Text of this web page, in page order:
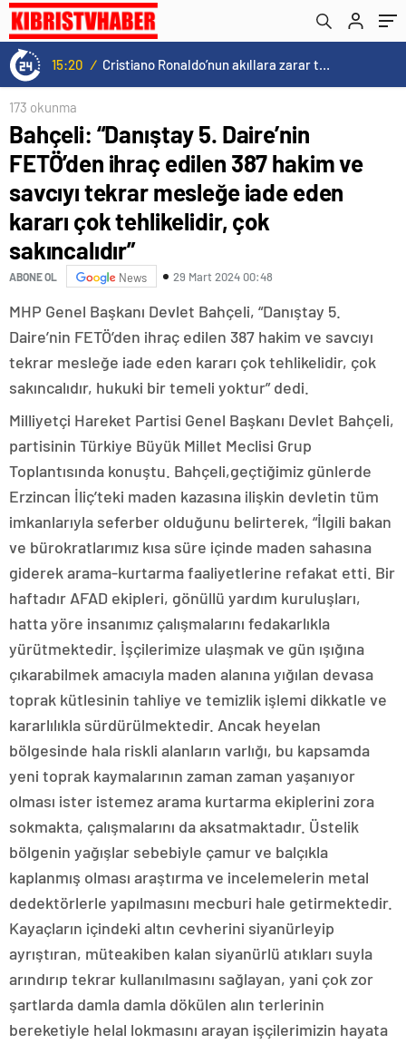
15:20 / Cristiano Ronaldo’nun akıllara zarar tüm kariyerinin istatistiğini çıkardık !
mesleğe iade eden kararı çok tehlikelidir,
çok sakıncalıdır”
173 okunma
Bahçeli: “Danıştay 5. Daire’nin
FETÖ’den ihraç edilen 387 hakim ve
savcıyı tekrar mesleğe iade eden
kararı çok tehlikelidir, çok
sakıncalıdır”
ABONE OL News 29 Mart 2024 00:48
MHP Genel Başkanı Devlet Bahçeli, “Danıştay 5.
Daire’nin FETÖ’den ihraç edilen 387 hakim ve savcıyı
tekrar mesleğe iade eden kararı çok tehlikelidir, çok
sakıncalıdır, hukuki bir temeli yoktur” dedi.
Milliyetçi Hareket Partisi Genel Başkanı Devlet Bahçeli,
partisinin Türkiye Büyük Millet Meclisi Grup
Toplantısında konuştu. Bahçeli,geçtiğimiz günlerde
Erzincan İliç’teki maden kazasına ilişkin devletin tüm
imkanlarıyla seferber olduğunu belirterek, “İlgili bakan
ve bürokratlarımız kısa süre içinde maden sahasına
giderek arama-kurtarma faaliyetlerine refakat etti. Bir
haftadır AFAD ekipleri, gönüllü yardım kuruluşları,
hatta yöre insanımız çalışmalarını fedakarlıkla
yürütmektedir. İşçilerimize ulaşmak ve gün ışığına
çıkarabilmek amacıyla maden alanına yığılan devasa
toprak kütlesinin tahliye ve temizlik işlemi dikkatle ve
kararlılıkla sürdürülmektedir. Ancak heyelan
bölgesinde hala riskli alanların varlığı, bu kapsamda
yeni toprak kaymalarının zaman zaman yaşanıyor
olması ister istemez arama kurtarma ekiplerini zora
sokmakta, çalışmalarını da aksatmaktadır. Üstelik
bölgenin yağışlar sebebiyle çamur ve balçıkla
kaplanmış olması araştırma ve incelemelerin metal
dedektörlerle yapılmasını mecburi hale getirmektedir.
Kayaçların içindeki altın cevherini siyanürleyip
ayrıştıran, müteakiben kalan siyanürlü atıkları suyla
arındırıp tekrar kullanılmasını sağlayan, yani çok zor
şartlarda damla damla dökülen alın terlerinin
bereketiyle helal lokmasını arayan işçilerimizin hayata
sağlayacağına inanıyor